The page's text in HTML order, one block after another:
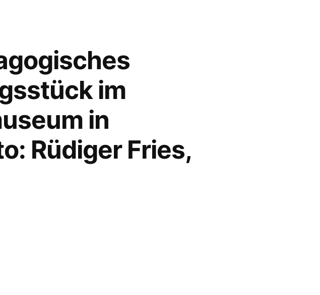
im
in
Rüdiger Fries,